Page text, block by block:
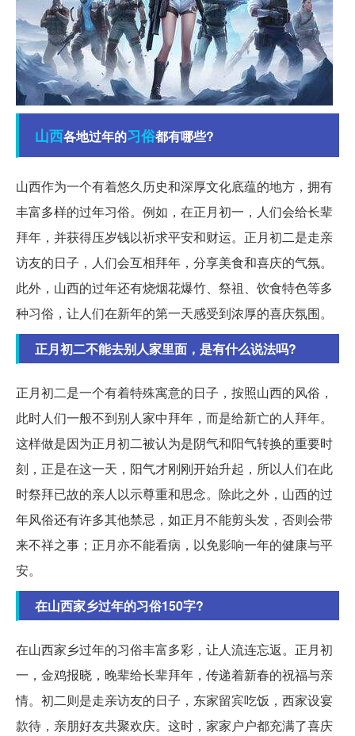
山西各地过年的习俗都有哪些?
山西作为一个有着悠久历史和深厚文化底蕴的地方，拥有
丰富多样的过年习俗。例如，在正月初一，人们会给长辈
拜年，并获得压岁钱以祈求平安和财运。正月初二是走亲
访友的日子，人们会互相拜年，分享美食和喜庆的气氛。
此外，山西的过年还有烧烟花爆竹、祭祖、饮食特色等多
种习俗，让人们在新年的第一天感受到浓厚的喜庆氛围。
正月初二不能去别人家里面，是有什么说法吗?
正月初二是一个有着特殊寓意的日子，按照山西的风俗，
此时人们一般不到别人家中拜年，而是给新亡的人拜年。
这样做是因为正月初二被认为是阴气和阳气转换的重要时
刻，正是在这一天，阳气才刚刚开始升起，所以人们在此
时祭拜已故的亲人以示尊重和思念。除此之外，山西的过
年风俗还有许多其他禁忌，如正月不能剪头发，否则会带
来不祥之事；正月亦不能看病，以免影响一年的健康与平
安。
在山西家乡过年的习俗150字?
在山西家乡过年的习俗丰富多彩，让人流连忘返。正月初
一，金鸡报晓，晚辈给长辈拜年，传递着新春的祝福与亲
情。初二则是走亲访友的日子，东家留宾吃饭，西家设宴
款待，亲朋好友共聚欢庆。这时，家家户户都充满了喜庆